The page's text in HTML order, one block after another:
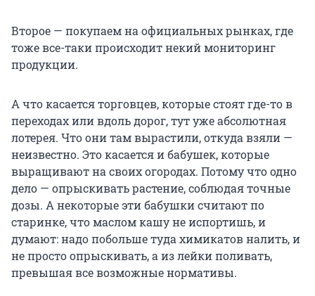
Второе — покупаем на официальных рынках, где
тоже все-таки происходит некий мониторинг
продукции.
А что касается торговцев, которые стоят где-то в
переходах или вдоль дорог, тут уже абсолютная
лотерея. Что они там вырастили, откуда взяли —
неизвестно. Это касается и бабушек, которые
выращивают на своих огородах. Потому что одно
дело — опрыскивать растение, соблюдая точные
дозы. А некоторые эти бабушки считают по
старинке, что маслом кашу не испортишь, и
думают: надо побольше туда химикатов налить, и
не просто опрыскивать, а из лейки поливать,
превышая все возможные нормативы.